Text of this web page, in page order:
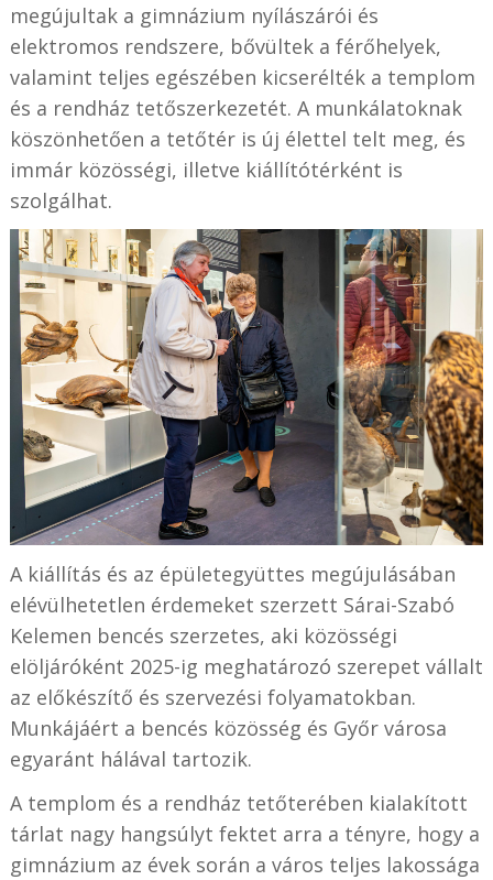
megújultak a gimnázium nyílászárói és
elektromos rendszere, bővültek a férőhelyek,
valamint teljes egészében kicserélték a templom
és a rendház tetőszerkezetét. A munkálatoknak
köszönhetően a tetőtér is új élettel telt meg, és
immár közösségi, illetve kiállítótérként is
szolgálhat.
A kiállítás és az épületegyüttes megújulásában
elévülhetetlen érdemeket szerzett Sárai-Szabó
Kelemen bencés szerzetes, aki közösségi
elöljáróként 2025-ig meghatározó szerepet vállalt
az előkészítő és szervezési folyamatokban.
Munkájáért a bencés közösség és Győr városa
egyaránt hálával tartozik.
A templom és a rendház tetőterében kialakított
tárlat nagy hangsúlyt fektet arra a tényre, hogy a
gimnázium az évek során a város teljes lakossága